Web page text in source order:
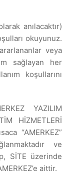
anılacaktır)
okuyunuz.
veya
sağlayan her
koşullarını
YAZILIM
HİZMETLERİ
“AMERKEZ”
ve
SİTE üzerinde
aittir.